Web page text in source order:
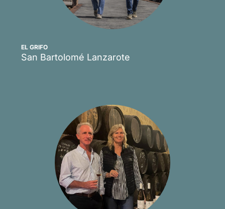
EL GRIFO
San Bartolomé Lanzarote
Scopri